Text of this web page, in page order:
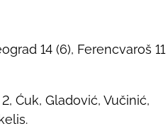
14 (6), Ferencvaroš 11
Ćuk, Gladović, Vučinić,